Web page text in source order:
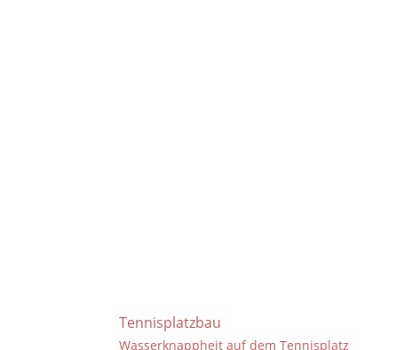
Tennisplatzbau
Wasserknappheit auf dem Tennisplatz